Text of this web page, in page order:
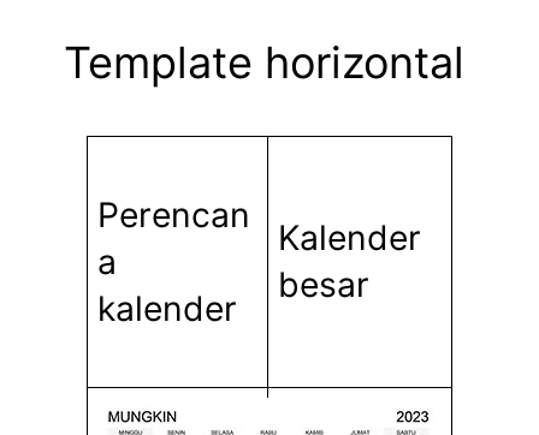
Template horizontal
Perencan
a
kalender
Kalender
besar